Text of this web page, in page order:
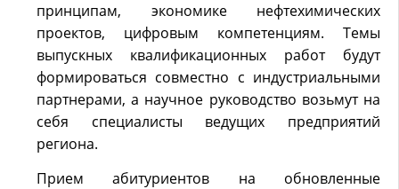
принципам, экономике нефтехимических
проектов, цифровым компетенциям. Темы
выпускных квалификационных работ будут
формироваться совместно с индустриальными
партнерами, а научное руководство возьмут на
себя специалисты ведущих предприятий
региона.
Прием абитуриентов на обновленные